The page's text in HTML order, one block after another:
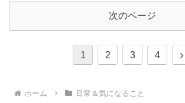
次のページ
1 2 3 4
次
ホーム 日常＆気になること